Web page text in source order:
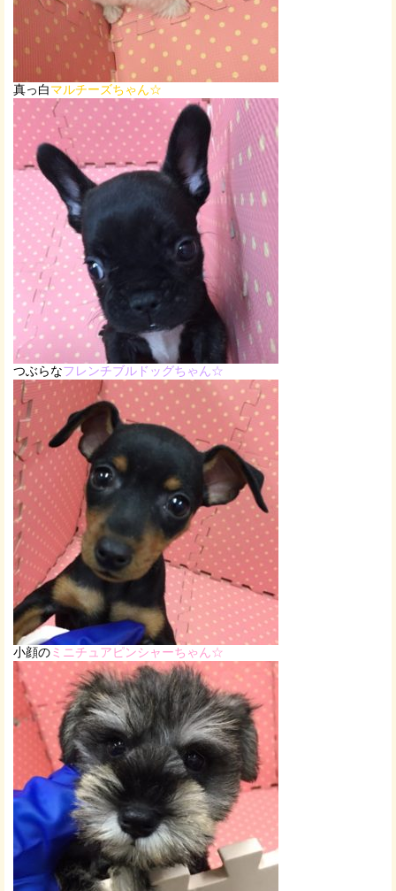
真っ白マルチーズちゃん☆
つぶらなフレンチブルドッグちゃん☆
小顔のミニチュアピンシャーちゃん☆